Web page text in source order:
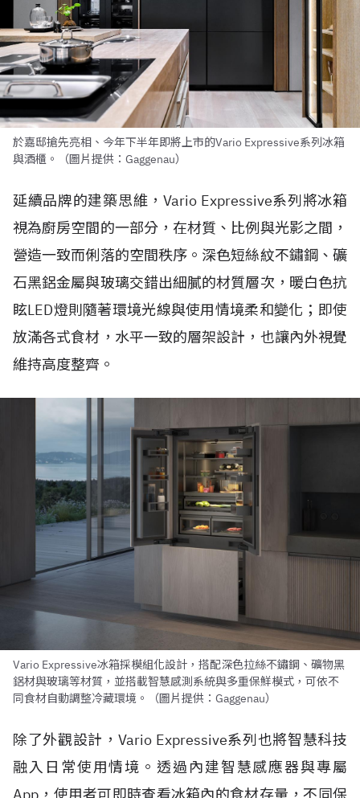
於嘉邸搶先亮相、今年下半年即將上市的Vario Expressive系列冰箱
與酒櫃。（圖片提供：Gaggenau）
延續品牌的建築思維，Vario Expressive系列將冰箱
視為廚房空間的一部分，在材質、比例與光影之間，
營造一致而俐落的空間秩序。深色短絲紋不鏽鋼、礦
石黑鋁金屬與玻璃交錯出細膩的材質層次，暖白色抗
眩LED燈則隨著環境光線與使用情境柔和變化；即使
放滿各式食材，水平一致的層架設計，也讓內外視覺
維持高度整齊。
Vario Expressive冰箱採模組化設計，搭配深色拉絲不鏽鋼、礦物黑
鋁材與玻璃等材質，並搭載智慧感測系統與多重保鮮模式，可依不
同食材自動調整冷藏環境。（圖片提供：Gaggenau）
除了外觀設計，Vario Expressive系列也將智慧科技
融入日常使用情境。透過內建智慧感應器與專屬